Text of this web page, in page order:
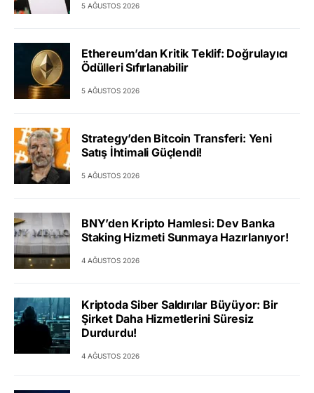
5 AĞUSTOS 2026
Ethereum’dan Kritik Teklif: Doğrulayıcı
Ödülleri Sıfırlanabilir
5 AĞUSTOS 2026
Strategy’den Bitcoin Transferi: Yeni
Satış İhtimali Güçlendi!
5 AĞUSTOS 2026
BNY’den Kripto Hamlesi: Dev Banka
Staking Hizmeti Sunmaya Hazırlanıyor!
4 AĞUSTOS 2026
Kriptoda Siber Saldırılar Büyüyor: Bir
Şirket Daha Hizmetlerini Süresiz
Durdurdu!
4 AĞUSTOS 2026